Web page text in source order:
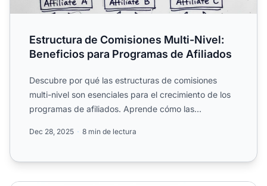
Estructura de Comisiones Multi-Nivel:
Beneficios para Programas de Afiliados
Descubre por qué las estructuras de comisiones
multi-nivel son esenciales para el crecimiento de los
programas de afiliados. Aprende cómo las
Dec 28, 2025 8 min de lectura